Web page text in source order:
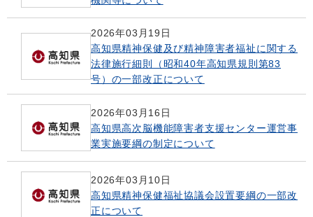
2026年03月19日
高知県精神保健及び精神障害者福祉に関する
法律施行細則（昭和40年高知県規則第83
号）の一部改正について
2026年03月16日
高知県高次脳機能障害者支援センター運営事
業実施要綱の制定について
2026年03月10日
高知県精神保健福祉協議会設置要綱の一部改
正について